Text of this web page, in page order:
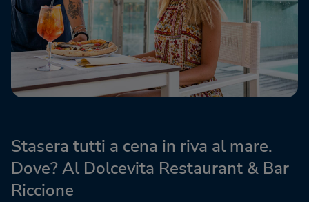
Stasera tutti a cena in riva al mare.
Dove? Al Dolcevita Restaurant & Bar
Riccione